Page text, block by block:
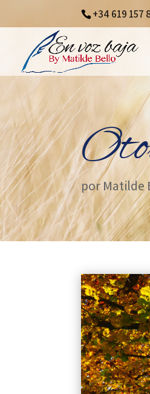
+34 619 157
porMatilde